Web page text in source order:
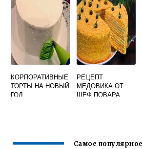
КОРПОРАТИВНЫЕ
ТОРТЫ НА НОВЫЙ
ГОД
РЕЦЕПТ
МЕДОВИКА ОТ
ШЕФ ПОВАРА
Самое